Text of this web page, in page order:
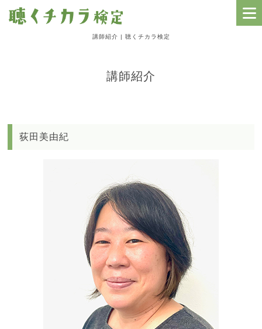
講師紹介 | 聴くチカラ検定
検定のための研修会情報
検定案内と日程
よくある質問
お問い合わせ
講師紹介
荻田美由紀